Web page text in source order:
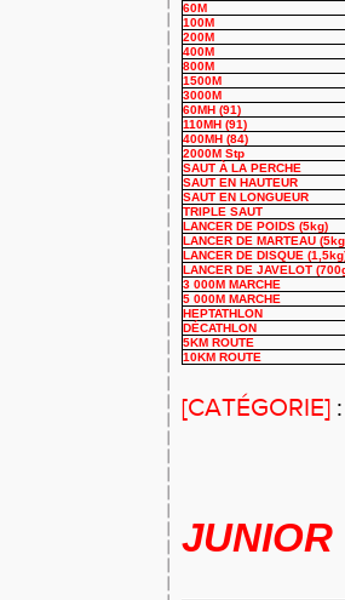
60M
100M
200M
400M
800M
1500M
3000M
60MH (91)
110MH (91)
400MH (84)
2000M Stp
SAUT À LA PERCHE
SAUT EN HAUTEUR
SAUT EN LONGUEUR
TRIPLE SAUT
LANCER DE POIDS (5kg)
LANCER DE MARTEAU
LANCER DE DISQUE
LANCER DE JAVELOT
3 000M MARCHE
5 000M MARCHE
HEPTATHLON
DÉCATHLON
5KM ROUTE
10KM ROUTE
[CATÉGORIE]